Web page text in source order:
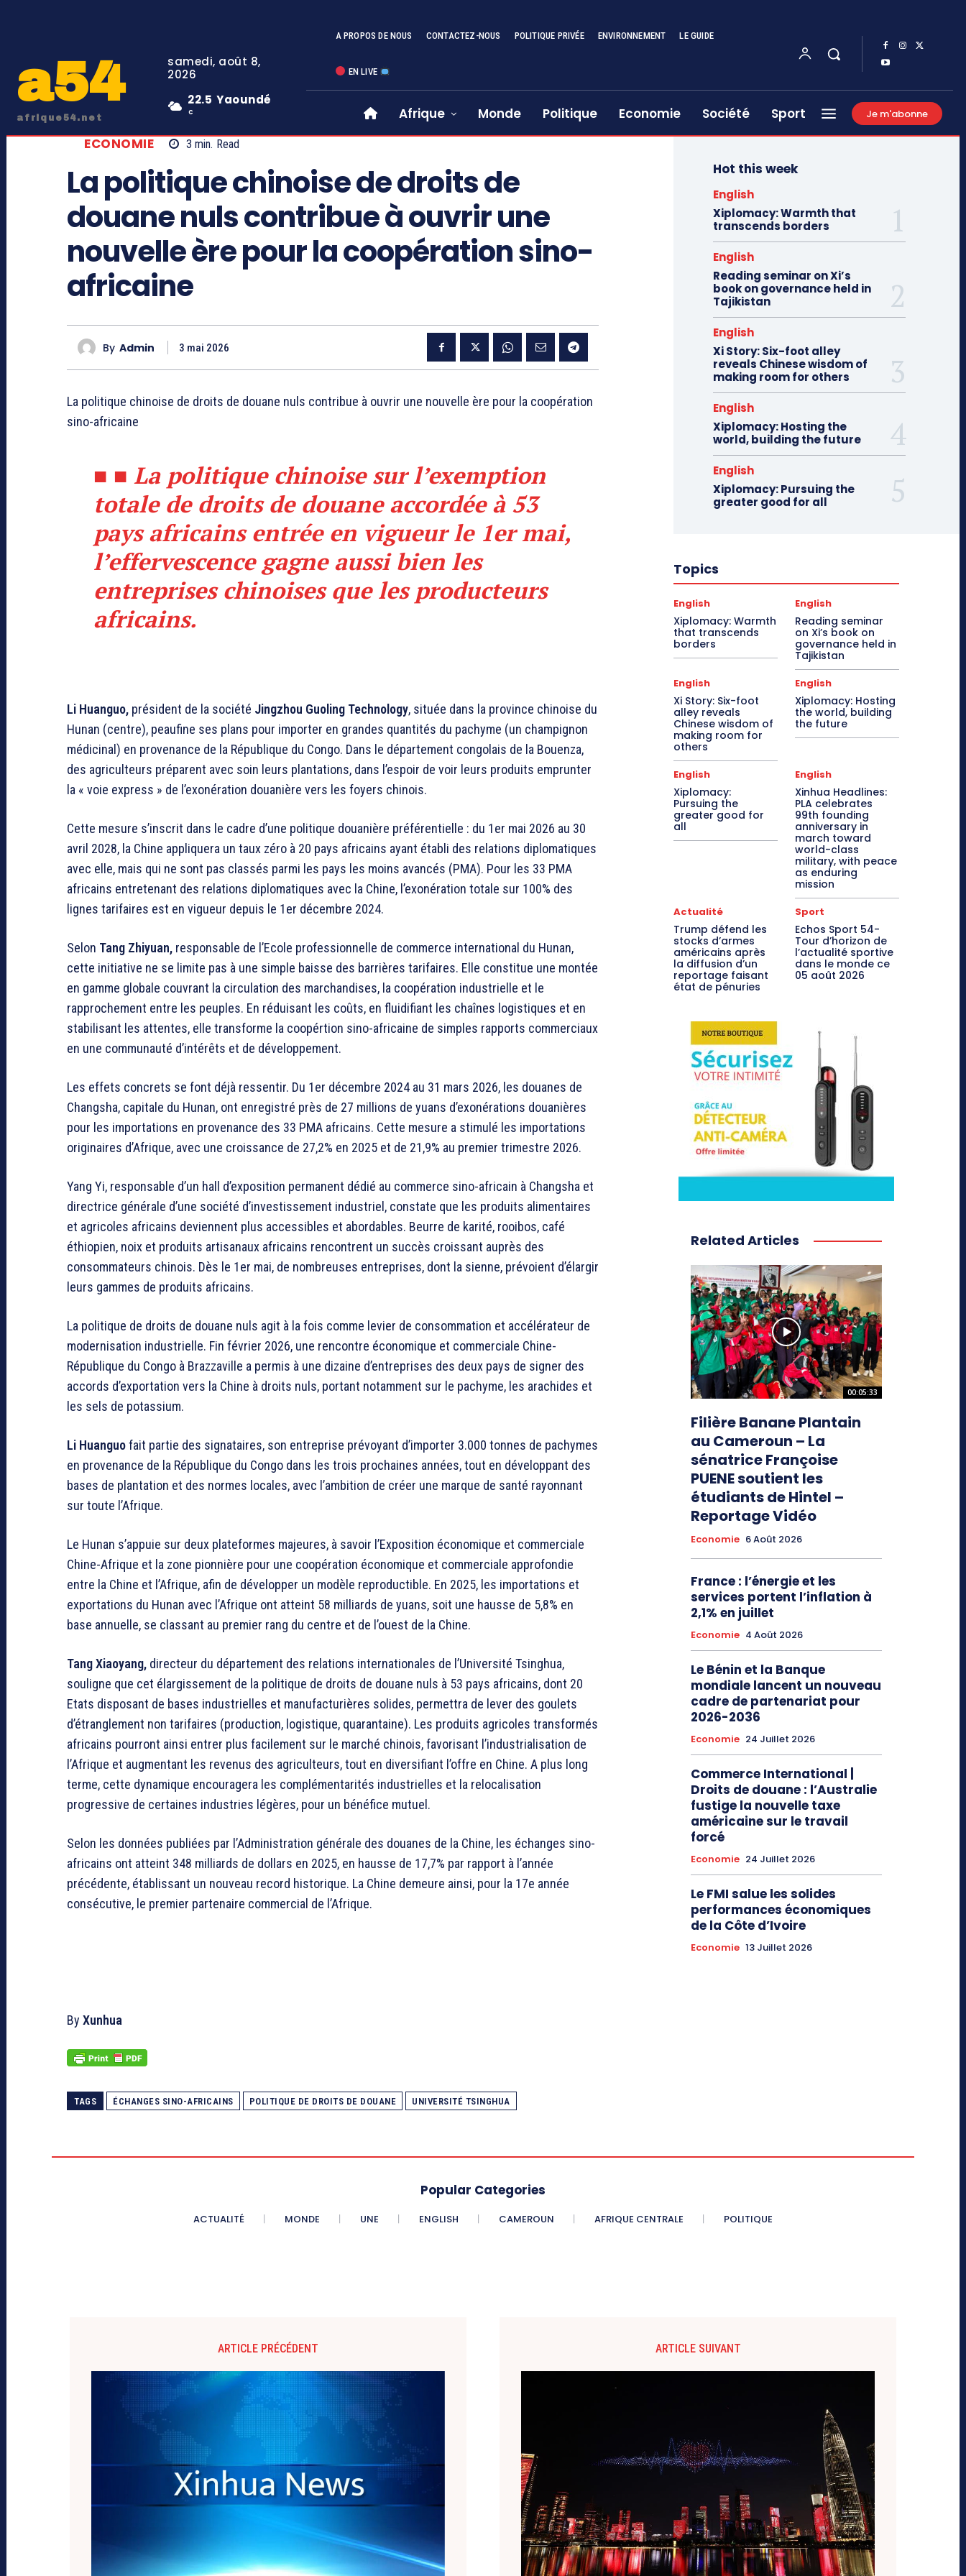
a54
afrique54.net
samedi, août 8,
2026
22.5
C
Yaoundé
A PROPOS DE NOUS CONTACTEZ-NOUS POLITIQUE PRIVÉE ENVIRONNEMENT LE GUIDE
EN LIVE
Afrique Monde Politique Economie Société Sport Je m'abonne
ECONOMIE 3 min. Read
La politique chinoise de droits de
douane nuls contribue à ouvrir une
nouvelle ère pour la coopération sino-
africaine
By Admin 3 mai 2026
La politique chinoise de droits de douane nuls contribue à ouvrir une nouvelle ère pour la coopération
sino-africaine
■ ■ La politique chinoise sur l’exemption
totale de droits de douane accordée à 53
pays africains entrée en vigueur le 1er mai,
l’effervescence gagne aussi bien les
entreprises chinoises que les producteurs
africains.
Li Huanguo, président de la société Jingzhou Guoling Technology, située dans la province chinoise du
Hunan (centre), peaufine ses plans pour importer en grandes quantités du pachyme (un champignon
médicinal) en provenance de la République du Congo. Dans le département congolais de la Bouenza,
des agriculteurs préparent avec soin leurs plantations, dans l’espoir de voir leurs produits emprunter
la « voie express » de l’exonération douanière vers les foyers chinois.
Cette mesure s’inscrit dans le cadre d’une politique douanière préférentielle : du 1er mai 2026 au 30
avril 2028, la Chine appliquera un taux zéro à 20 pays africains ayant établi des relations diplomatiques
avec elle, mais qui ne sont pas classés parmi les pays les moins avancés (PMA). Pour les 33 PMA
africains entretenant des relations diplomatiques avec la Chine, l’exonération totale sur 100% des
lignes tarifaires est en vigueur depuis le 1er décembre 2024.
Selon Tang Zhiyuan, responsable de l’Ecole professionnelle de commerce international du Hunan,
cette initiative ne se limite pas à une simple baisse des barrières tarifaires. Elle constitue une montée
en gamme globale couvrant la circulation des marchandises, la coopération industrielle et le
rapprochement entre les peuples. En réduisant les coûts, en fluidifiant les chaînes logistiques et en
stabilisant les attentes, elle transforme la coopértion sino-africaine de simples rapports commerciaux
en une communauté d’intérêts et de développement.
Les effets concrets se font déjà ressentir. Du 1er décembre 2024 au 31 mars 2026, les douanes de
Changsha, capitale du Hunan, ont enregistré près de 27 millions de yuans d’exonérations douanières
pour les importations en provenance des 33 PMA africains. Cette mesure a stimulé les importations
originaires d’Afrique, avec une croissance de 27,2% en 2025 et de 21,9% au premier trimestre 2026.
Yang Yi, responsable d’un hall d’exposition permanent dédié au commerce sino-africain à Changsha et
directrice générale d’une société d’investissement industriel, constate que les produits alimentaires
et agricoles africains deviennent plus accessibles et abordables. Beurre de karité, rooibos, café
éthiopien, noix et produits artisanaux africains rencontrent un succès croissant auprès des
consommateurs chinois. Dès le 1er mai, de nombreuses entreprises, dont la sienne, prévoient d’élargir
leurs gammes de produits africains.
La politique de droits de douane nuls agit à la fois comme levier de consommation et accélérateur de
modernisation industrielle. Fin février 2026, une rencontre économique et commerciale Chine-
République du Congo à Brazzaville a permis à une dizaine d’entreprises des deux pays de signer des
accords d’exportation vers la Chine à droits nuls, portant notamment sur le pachyme, les arachides et
les sels de potassium.
Li Huanguofait partie des signataires, son entreprise prévoyant d’importer 3.000 tonnes de pachymes
en provenance de la République du Congo dans les trois prochaines années, tout en développant des
bases de plantation et des normes locales, avec l’ambition de créer une marque de santé rayonnant
sur toute l’Afrique.
Le Hunan s’appuie sur deux plateformes majeures, à savoir l’Exposition économique et commerciale
Chine-Afrique et la zone pionnière pour une coopération économique et commerciale approfondie
entre la Chine et l’Afrique, afin de développer un modèle reproductible. En 2025, les importations et
exportations du Hunan avec l’Afrique ont atteint 58 milliards de yuans, soit une hausse de 5,8% en
base annuelle, se classant au premier rang du centre et de l’ouest de la Chine.
Tang Xiaoyang, directeur du département des relations internationales de l’Université Tsinghua,
souligne que cet élargissement de la politique de droits de douane nuls à 53 pays africains, dont 20
Etats disposant de bases industrielles et manufacturières solides, permettra de lever des goulets
d’étranglement non tarifaires (production, logistique, quarantaine). Les produits agricoles transformés
africains pourront ainsi entrer plus facilement sur le marché chinois, favorisant l’industrialisation de
l’Afrique et augmentant les revenus des agriculteurs, tout en diversifiant l’offre en Chine. A plus long
terme, cette dynamique encouragera les complémentarités industrielles et la relocalisation
progressive de certaines industries légères, pour un bénéfice mutuel.
Selon les données publiées par l’Administration générale des douanes de la Chine, les échanges sino-
africains ont atteint 348 milliards de dollars en 2025, en hausse de 17,7% par rapport à l’année
précédente, établissant un nouveau record historique. La Chine demeure ainsi, pour la 17e année
consécutive, le premier partenaire commercial de l’Afrique.
By Xunhua
TAGS ÉCHANGES SINO-AFRICAINS POLITIQUE DE DROITS DE DOUANE UNIVERSITÉ TSINGHUA
Hot this week
English
Xiplomacy: Warmth that
transcends borders
English
Reading seminar on Xi’s
book on governance held in
Tajikistan
English
Xi Story: Six-foot alley
reveals Chinese wisdom of
making room for others
English
Xiplomacy: Hosting the
world, building the future
English
Xiplomacy: Pursuing the
greater good for all
Topics
English
Xiplomacy: Warmth
that transcends
borders
English
Reading seminar
on Xi’s book on
governance held in
Tajikistan
English
Xi Story: Six-foot
alley reveals
Chinese wisdom of
making room for
others
English
Xiplomacy: Hosting
the world, building
the future
English
Xiplomacy:
Pursuing the
greater good for
all
English
Xinhua Headlines:
PLA celebrates
99th founding
anniversary in
march toward
world-class
military, with peace
as enduring
mission
Actualité
Trump défend les
stocks d’armes
américains après
la diffusion d’un
reportage faisant
état de pénuries
Sport
Echos Sport 54-
Tour d’horizon de
l’actualité sportive
dans le monde ce
05 août 2026
Related Articles
00:05:33
Filière Banane Plantain
au Cameroun – La
sénatrice Françoise
PUENE soutient les
étudiants de Hintel –
Reportage Vidéo
Economie 6 Août 2026
France : l’énergie et les
services portent l’inflation à
2,1% en juillet
Economie 4 Août 2026
Le Bénin et la Banque
mondiale lancent un nouveau
cadre de partenariat pour
2026-2036
Economie 24 Juillet 2026
Commerce International |
Droits de douane : l’Australie
fustige la nouvelle taxe
américaine sur le travail
forcé
Economie 24 Juillet 2026
Le FMI salue les solides
performances économiques
de la Côte d’Ivoire
Economie 13 Juillet 2026
Popular Categories
ACTUALITÉ MONDE UNE ENGLISH CAMEROUN AFRIQUE CENTRALE POLITIQUE
ARTICLE PRÉCÉDENT ARTICLE SUIVANT